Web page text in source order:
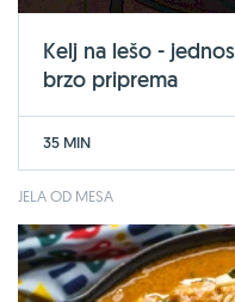
Kelj na lešo -
brzo priprema
35 MIN
JELA OD MESA